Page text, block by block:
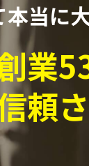
当に
業
頼